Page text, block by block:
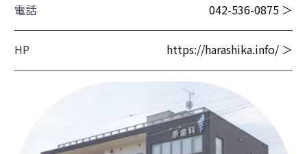
電話 042-536-0875 ＞
HP https://harashika.info/ ＞